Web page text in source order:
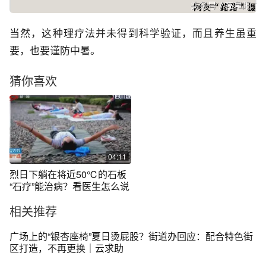
当然，这种理疗法并未得到科学验证，而且养生虽重
要，也要谨防中暑。
猜你喜欢
04:11
烈日下躺在将近50℃的石板
“石疗”能治病？看医生怎么说
相关推荐
广场上的“银杏座椅”夏日烫屁股？街道办回应：配合特色街
区打造，不再更换｜云求助